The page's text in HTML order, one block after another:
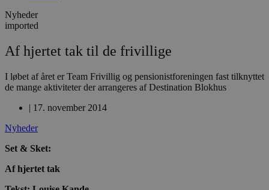
Nyheder
imported
Af hjertet tak til de frivillige
I løbet af året er Team Frivillig og pensionistforeningen fast tilknyttet
de mange aktiviteter der arrangeres af Destination Blokhus
| 17. november 2014
Nyheder
Set & Sket:
Af hjertet tak